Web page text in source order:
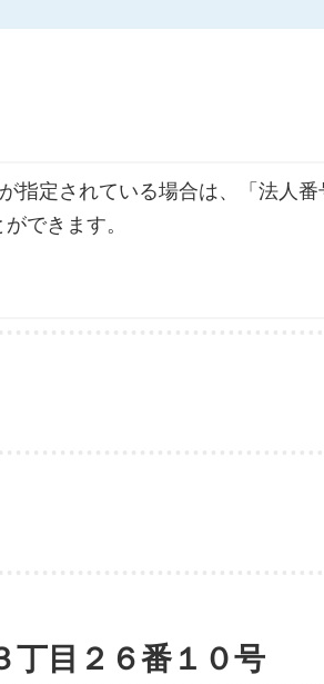
指定されている場合は、「法人
できます。
丁目２６番１０号